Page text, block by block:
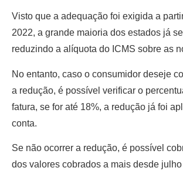
Visto que a adequação foi exigida a
2022, a grande maioria dos estados já
reduzindo a alíquota do ICMS sobre as
No entanto, caso o consumidor deseje
a redução, é possível verificar o
fatura, se for até 18%, a redução já foi
conta.
Se não ocorrer a redução, é possível
dos valores cobrados a mais desde